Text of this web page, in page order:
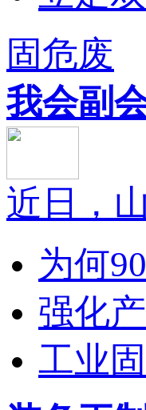
固危废
我会副
近日，
为何
强化
工业